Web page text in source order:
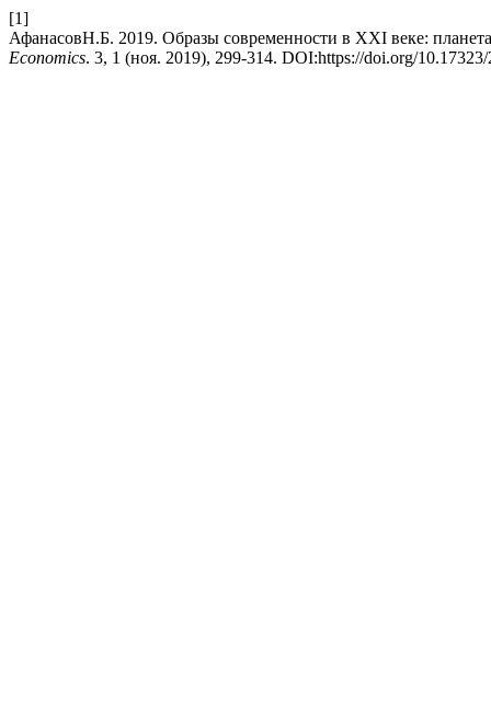
[1]
АфанасовН.Б. 2019. Образы современности в XXI веке:
Economics. 3, 1 (ноя. 2019), 299-314. DOI:https://doi.org/